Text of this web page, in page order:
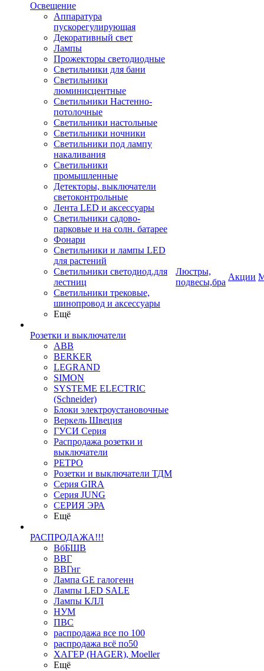
Освещение
Аппаратура
пускорегулирующая
Декоративный свет
Лампы
Прожекторы светодиодные
Светильники для бани
Светильники
люминисцентные
Светильники Настенно-
потолочные
Светильники настольные
Светильники ночники
Светильники под лампу
накаливания
Светильники
промышленные
Детекторы, выключатели
светоконтрольные
Лента LED и аксессуары
Светильники садово-
парковые и на солн. батарее
Фонари
Светильники и лампы LED
для растений
Светильники светодиод.для
лестниц
Светильники трековые,
шинопровод и аксессуары
Ещё
Розетки и выключатели
ABB
BERKER
LEGRAND
SIMON
SYSTEME ELECTRIC
(Schneider)
Блоки электроустановочные
Веркель Швеция
ГУСИ Серия
Распродажа розетки и
выключатели
РЕТРО
Розетки и выключатели ТДМ
Серия GIRA
Серия JUNG
СЕРИЯ ЭРА
Ещё
РАСПРОДАЖА!!!
ВбБШВ
ВВГ
ВВГнг
Лампа GE галогенн
Лампы LED SALE
Лампы КЛЛ
НУМ
ПВС
распродажа все по 100
распродажа всё по50
ХАГЕР (HAGER), Moeller
Ещё
Люстры,
подвесы,бра
Акции